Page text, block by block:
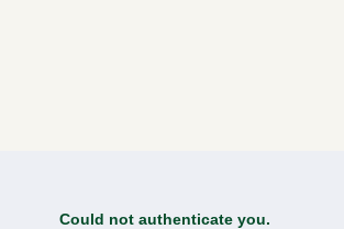
Could not authenticate you.